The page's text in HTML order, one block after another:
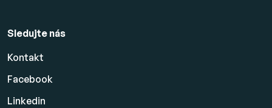
Sledujte nás
Kontakt
Facebook
Linkedin